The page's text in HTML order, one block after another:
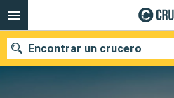
Encontrar un crucero